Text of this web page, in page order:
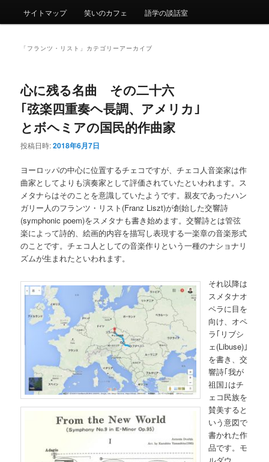
サイトマップ 笑いのカフェ 語学の談話室
「 フランツ・リスト 」カテゴリーアーカイブ
心に残る名曲 その二十六
｢弦楽四重奏ヘ長調、アメリカ｣
とボヘミアの国民的作曲家
投稿日時:2018年6月7日
ヨーロッパの中心に位置するチェコですが、チェコ人音楽家は作
曲家としてよりも演奏家として評価されていたといわれます。ス
メタナらはそのことを意識していたようです。親友であったハン
ガリー人のフランツ・リスト(Franz Liszt)が創始した交響詩
(symphonic poem)をスメタナも書き始めます。交響詩とは管弦
楽によって詩的、絵画的内容を描写し表現する一楽章の音楽形式
のことです。チェコ人としての音楽作りという一種のナショナリ
ズムが生まれたといわれます。
それ以降は
スメタナオ
ペラに目を
向け、オペ
ラ｢リブシ
ェ(Libuse)｣
を書き、交
響詩｢我が
祖国｣はチ
ェコ民族を
賛美すると
いう意図で
書かれた作
品です。モ